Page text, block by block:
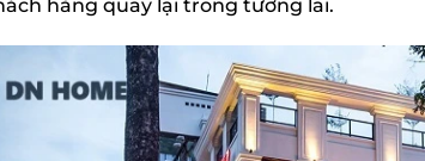
hàng quay lại trong tương lai.